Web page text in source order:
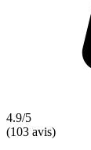
4.9/5
(103 avis)